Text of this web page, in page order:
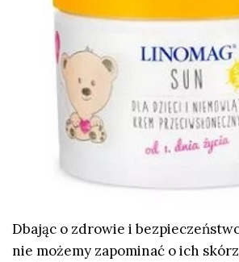
Dbając o zdrowie i
nie możemy zapominać o ich